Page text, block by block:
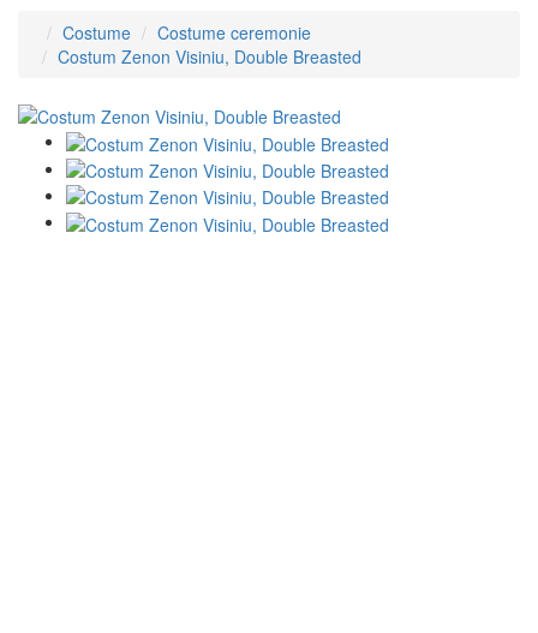
Costume
Costume ceremonie
Costum Zenon Visiniu, Double Breasted